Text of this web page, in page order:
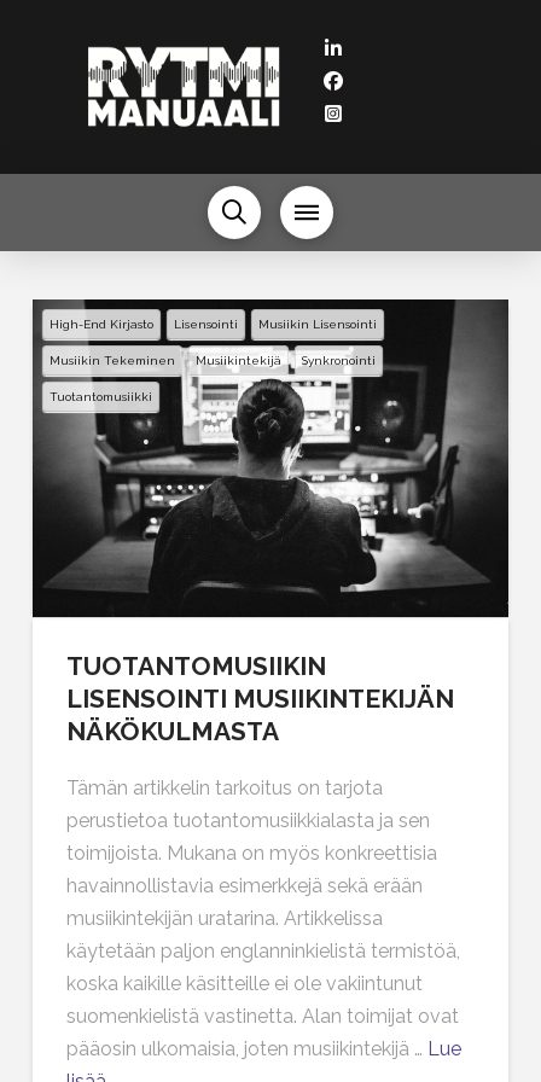
TUOTANTOMUSIIKIN
LISENSOINTI MUSIIKINTEKIJÄN
NÄKÖKULMASTA
Tämän artikkelin tarkoitus on tarjota
perustietoa tuotantomusiikkialasta ja sen
toimijoista. Mukana on myös konkreettisia
havainnollistavia esimerkkejä sekä erään
musiikintekijän uratarina. Artikkelissa
käytetään paljon englanninkielistä termistöä,
koska kaikille käsitteille ei ole vakiintunut
suomenkielistä vastinetta. Alan toimijat ovat
pääosin ulkomaisia, joten musiikintekijä … Lue
High-End Kirjasto Lisensointi Musiikin Lisensointi
Musiikin Tekeminen Musiikintekijä Synkronointi
Tuotantomusiikki